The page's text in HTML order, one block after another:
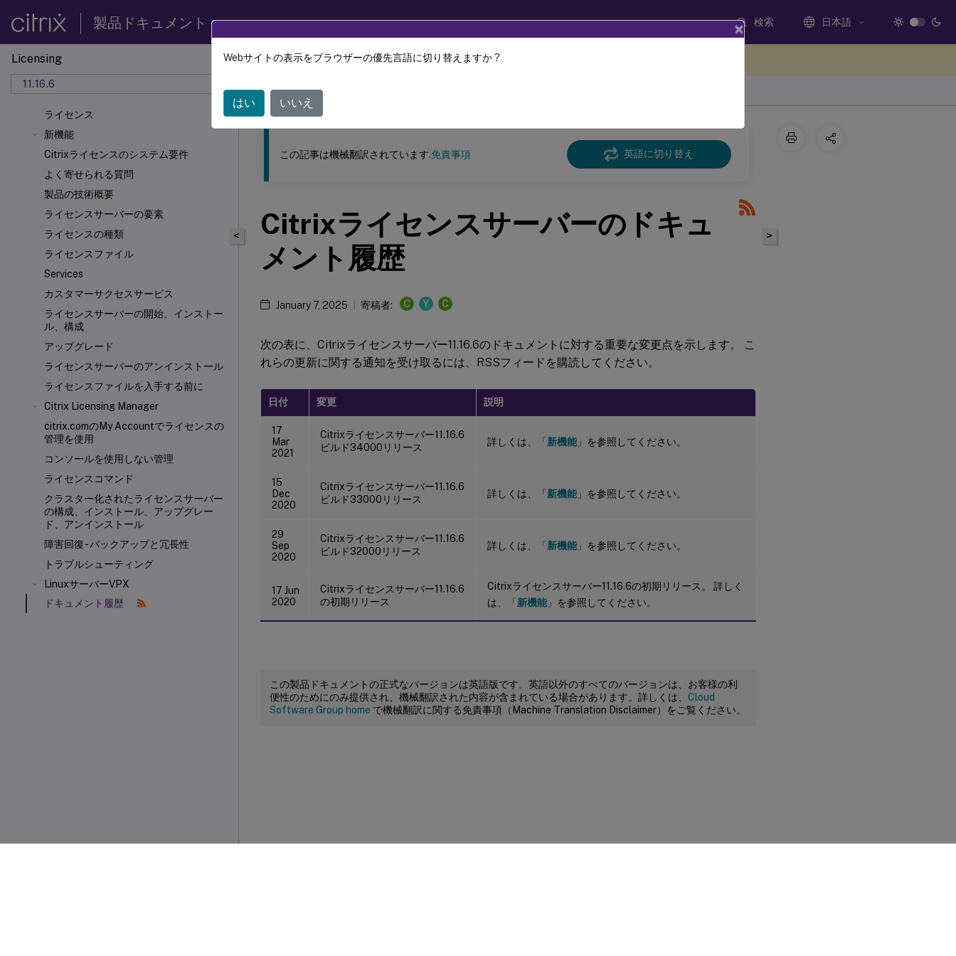
製品ドキュメント 検索 日本語
Licensing
11.16.6
ライセンス
新機能
Citrixライセンスのシステム要件
よく寄せられる質問
製品の技術概要
ライセンスサーバーの要素
ライセンスの種類
ライセンスファイル
Services
カスタマーサクセスサービス
ライセンスサーバーの開始、インストー
ル、構成
アップグレード
ライセンスサーバーのアンインストール
ライセンスファイルを入手する前に
Citrix Licensing Manager
citrix.comのMy Accountでライセンスの
管理を使用
コンソールを使用しない管理
ライセンスコマンド
クラスター化されたライセンスサーバー
の構成、インストール、アップグレー
ド、アンインストール
障害回復 - バックアップと冗長性
トラブルシューティング
LinuxサーバーVPX
ドキュメント履歴
このコンテンツは動的に機械翻訳されています。
ライセンス
<
この記事は機械翻訳されています.免責事項 英語に切り替え
Citrixライセンスサーバーのドキュ
メント履歴
January 7, 2025 寄稿者: C Y C
次の表に、Citrixライセンスサーバー11.16.6のドキュメントに対する重要な変更点を示します。 こ
れらの更新に関する通知を受け取るには、RSSフィードを購読してください。
日付 変更 説明
17
Mar
2021
Citrixライセンスサーバー11.16.6
ビルド34000リリース
詳しくは、「新機能 」を参照してください。
15
Dec
2020
Citrixライセンスサーバー11.16.6
ビルド33000リリース
詳しくは、「新機能 」を参照してください。
29
Sep
2020
Citrixライセンスサーバー11.16.6
ビルド32000リリース
詳しくは、「新機能 」を参照してください。
17 Jun
2020
Citrixライセンスサーバー11.16.6
の初期リリース
Citrixライセンスサーバー11.16.6の初期リリース。 詳しく
は、「新機能 」を参照してください。
この製品ドキュメントの正式なバージョンは英語版です。英語以外のすべてのバージョンは、お客様の利
便性のためにのみ提供され、機械翻訳された内容が含まれている場合があります。詳しくは、 Cloud
Software Group home で機械翻訳に関する免責事項（Machine Translation Disclaimer）をご覧ください。
>
×
Webサイトの表示をブラウザーの優先言語に切り替えますか ?
はい いいえ